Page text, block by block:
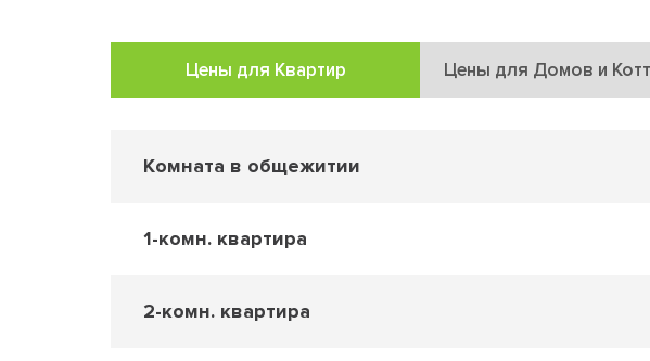
Цены для Квартир Цены для Домов и
Комната в общежитии
1-комн. квартира
2-комн. квартира